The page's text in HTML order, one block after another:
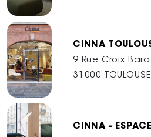
CINNA
9 Rue Croix
31000 TOULOUSE
CINNA -